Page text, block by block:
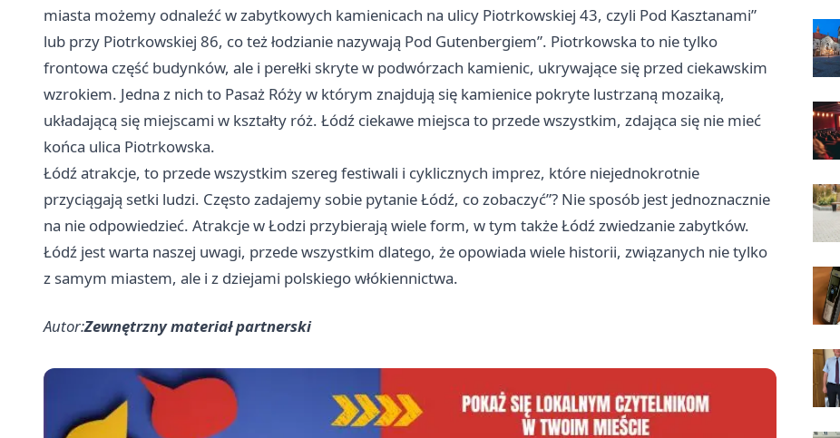
miasta możemy odnaleźć w zabytkowych kamienicach na ulicy Piotrkowskiej 43, czyli Pod Kasztanami”
lub przy Piotrkowskiej 86, co też łodzianie nazywają Pod Gutenbergiem”. Piotrkowska to nie tylko
frontowa część budynków, ale i perełki skryte w podwórzach kamienic, ukrywające się przed ciekawskim
wzrokiem. Jedna z nich to Pasaż Róży w którym znajdują się kamienice pokryte lustrzaną mozaiką,
układającą się miejscami w kształty róż. Łódź ciekawe miejsca to przede wszystkim, zdająca się nie mieć
końca ulica Piotrkowska.
Łódź atrakcje, to przede wszystkim szereg festiwali i cyklicznych imprez, które niejednokrotnie
przyciągają setki ludzi. Często zadajemy sobie pytanie Łódź, co zobaczyć”? Nie sposób jest jednoznacznie
na nie odpowiedzieć. Atrakcje w Łodzi przybierają wiele form, w tym także Łódź zwiedzanie zabytków.
Łódź jest warta naszej uwagi, przede wszystkim dlatego, że opowiada wiele historii, związanych nie tylko
z samym miastem, ale i z dziejami polskiego włókiennictwa.
Autor:Zewnętrzny materiał partnerski